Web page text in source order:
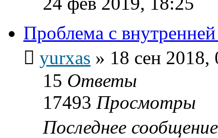
Проблема с
yurxas » 18 сен 2018,
15 Ответы
17493 Просмотры
Последнее